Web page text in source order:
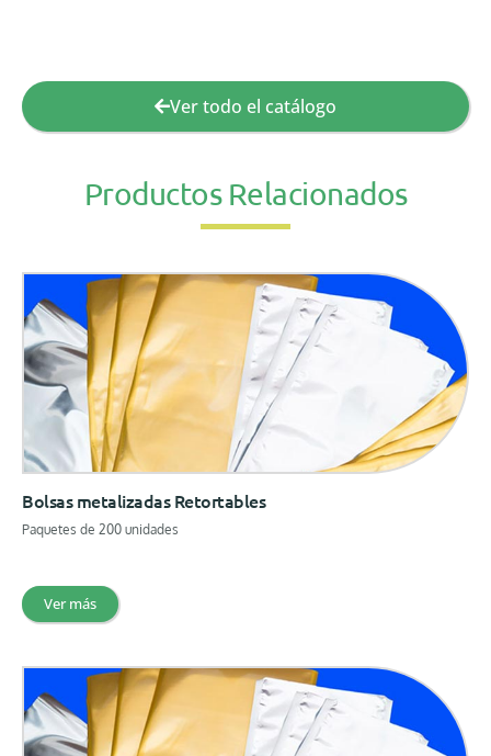
Productos Relacionados
Ver todo el catálogo
Bolsas metalizadas Retortables
Paquetes de 200 unidades
Ver más